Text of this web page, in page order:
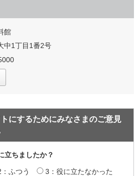
館
中1丁目1番2号
にするためにみなさまのご意見
立ちましたか？
：ふつう
3：役に立たなかった